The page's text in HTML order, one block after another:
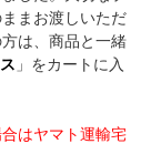
まお渡しいただ
は、商品と一緒
」をカートに入
はヤマト運輸宅